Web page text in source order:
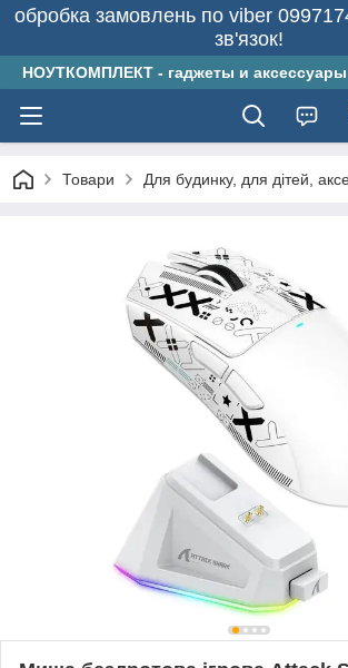
обробка замовлень по viber
зв'язок!
НОУТКОМПЛЕКТ - гаджеты и аксессуары
Товари Для будинку, для дітей,